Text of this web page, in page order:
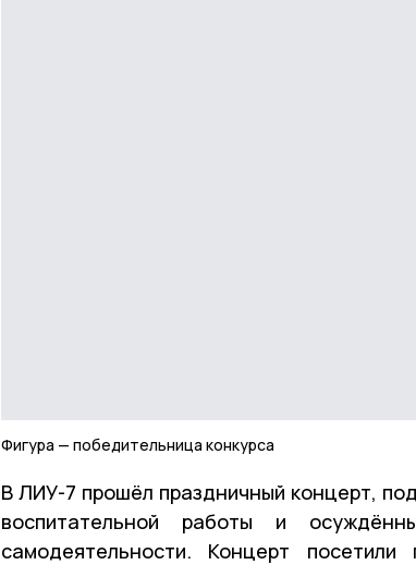
Фигура — победительница конкурса
В ЛИУ-7 прошёл праздничный концерт,
воспитательной работы и
самодеятельности. Концерт